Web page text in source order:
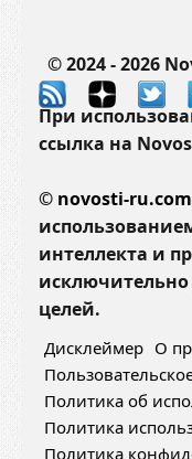
© 2024 - 2026
При
ссылка на
© novosti-
интеллекта и
целей.
Дисклеймер О
Политика об
Политика
Политика